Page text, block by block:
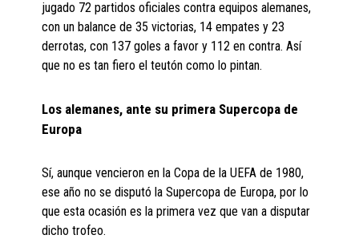
jugado 72 partidos oficiales contra equipos alemanes,
con un balance de 35 victorias, 14 empates y 23
derrotas, con 137 goles a favor y 112 en contra. Así
que no es tan fiero el teutón como lo pintan.
Los alemanes, ante su primera Supercopa de
Europa
Sí, aunque vencieron en la Copa de la UEFA de 1980,
ese año no se disputó la Supercopa de Europa, por lo
que esta ocasión es la primera vez que van a disputar
dicho trofeo.